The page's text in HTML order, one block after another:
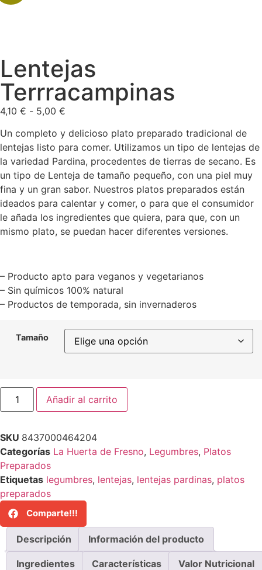
Lentejas
Terrracampinas
4,10 € - 5,00 €
Un completo y delicioso plato preparado tradicional de
lentejas listo para comer. Utilizamos un tipo de lentejas de
la variedad Pardina, procedentes de tierras de secano. Es
un tipo de Lenteja de tamaño pequeño, con una piel muy
fina y un gran sabor. Nuestros platos preparados están
ideados para calentar y comer, o para que el consumidor
le añada los ingredientes que quiera, para que, con un
mismo plato, se puedan hacer diferentes versiones.
– Producto apto para veganos y vegetarianos
– Sin químicos 100% natural
– Productos de temporada, sin invernaderos
Tamaño
Añadir al carrito
SKU 8437000464204
Categorías La Huerta de Fresno, Legumbres, Platos
Preparados
Etiquetas legumbres, lentejas, lentejas pardinas, platos
preparados
Comparte!!!
Descripción Información del producto
Ingredientes Características Valor Nutricional